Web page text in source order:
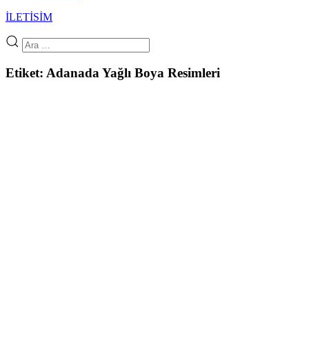
İLETİSİM
Etiket: Adanada Yağlı Boya Resimleri